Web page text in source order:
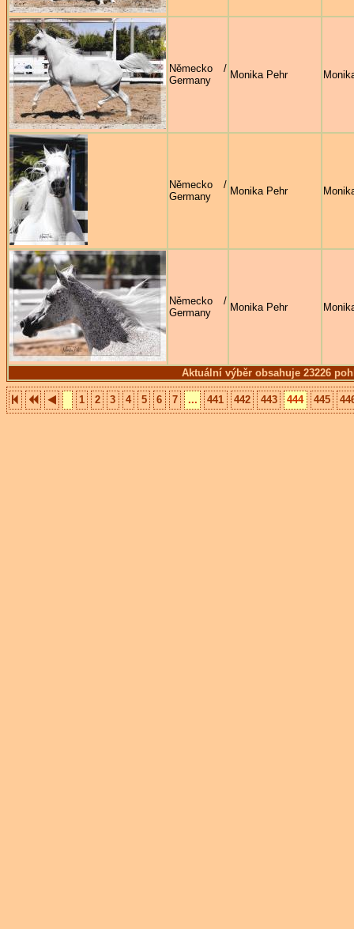
Aktuální výběr obsahuje 23226
Německo /
Germany
Monika Pehr
Německo /
Germany
Monika Pehr
Německo /
Germany
Monika Pehr
1 2 3 4 5 6 7 ... 441 442 443 444 445